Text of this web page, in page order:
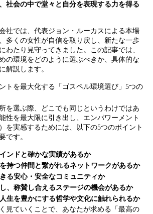
社会の中で堂々と自分を表現する力を得る
社では、代表ジョン・ルーカスによる本場
多くの女性が自信を取り戻し、新たな一歩
わたり見守ってきました。この記事では、
の環境をどのように選ぶべきか、具体的な
解説します。
トを最大化する「ゴスペル環境選び」5つの
を選ぶ際、どこでも同じというわけではあ
性を最大限に引き出し、エンパワーメント
を実感するためには、以下の5つのポイント
です。
ンドと確かな実績があるか
持つ仲間と繋がれるネットワークがあるか
る安心・安全なコミュニティか
、称賛し合えるステージの機会があるか
生を豊かにする哲学や文化に触れられるか
見ていくことで、あなたが求める「最高の